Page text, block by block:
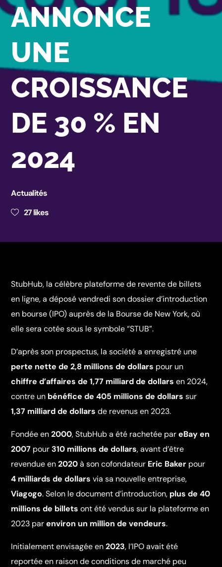
ANNONCE
UNE
CROISSANCE
DE 30 % EN
2024
Actualités
27likes
StubHub, la célèbre plateforme de revente de billets
en ligne, a déposé vendredi son dossier d’introduction
en bourse (IPO) auprès de la Bourse de New York, où
elle sera cotée sous le symbole “STUB”.
D’après son prospectus, la société a enregistré une
perte nette de 2,8 millions de dollars pour un
chiffre d’affaires de 1,77 milliard de dollars en 2024,
contre un bénéfice de 405 millions de dollars sur
1,37 milliard de dollars de revenus en 2023.
Fondée en2000, StubHub a été rachetée pareBay en
2007 pour310 millions de dollars, avant d’être
revendue en2020à son cofondateur Eric Baker pour
4 milliards de dollars via sa nouvelle entreprise,
Viagogo. Selon le document d’introduction, plus de 40
millions de billets ont été vendus sur la plateforme en
2023 parenviron un million de vendeurs.
Initialement envisagée en2023, l’IPO avait été
reportée en raison de conditions de marché peu